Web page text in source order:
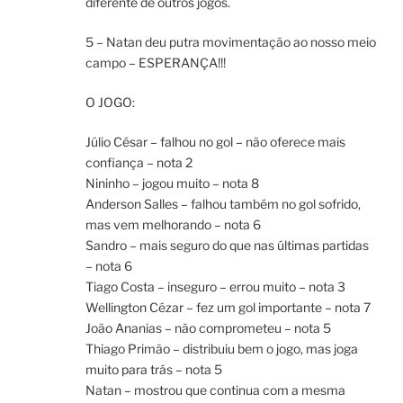
5 – Natan deu putra movimentação ao nosso meio
campo – ESPERANÇA!!!
O JOGO:
Júlio César – falhou no gol – não oferece mais
confiança – nota 2
Nininho – jogou muito – nota 8
Anderson Salles – falhou também no gol sofrido,
mas vem melhorando – nota 6
Sandro – mais seguro do que nas últimas partidas
– nota 6
Tiago Costa – inseguro – errou muito – nota 3
Wellington Cézar – fez um gol importante – nota 7
João Ananias – não comprometeu – nota 5
Thiago Primão – distribuiu bem o jogo, mas joga
muito para trás – nota 5
Natan – mostrou que continua com a mesma